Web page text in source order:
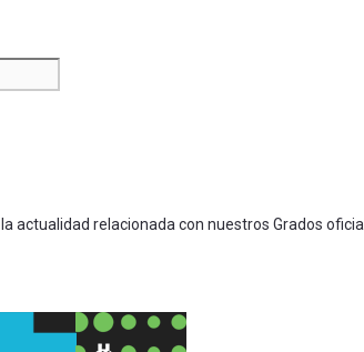
actualidad relacionada con nuestros Grados